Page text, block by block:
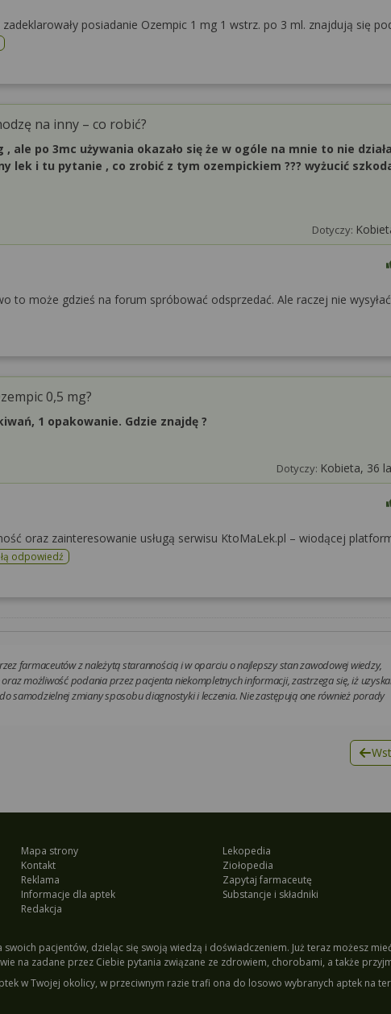
posiadanie Ozempic 1 mg 1 wstrz. po 3 ml. znajdują się
na inny – co robić?
ale po 3mc używania okazało się że w ogóle na mnie to nie działa
lek i tu pytanie , co zrobić z tym ozempickiem ??? wyżucić
Dotyczy:
to może gdzieś na forum spróbować odsprzedać. Ale raczej nie wysyłać
0,5 mg?
1 opakowanie. Gdzie znajdę ?
Dotyczy: Kobieta, 36
oraz zainteresowanie usługą serwisu KtoMaLek.pl – wiodącej
odpowiedź
farmaceutów z należytą starannością i w oparciu o najlepszy stan zawodowej wiedzy,
możliwość podania przez pacjenta niekompletnych informacji, zastrzega się, iż
samodzielnej zmiany sposobu diagnostyki i leczenia. Nie zastępują one również porady
Mapa strony
Kontakt
Reklama
Informacje dla aptek
Redakcja
Lekopedia
Ziołopedia
Zapytaj farmaceutę
Substancje i składniki
pacjentów, dzieląc się swoją wiedzą i doświadczeniem. Już teraz możesz
na zadane przez Ciebie pytania związane ze zdrowiem, chorobami, a także
w Twojej okolicy, w przeciwnym razie trafi ona do losowo wybranych aptek na